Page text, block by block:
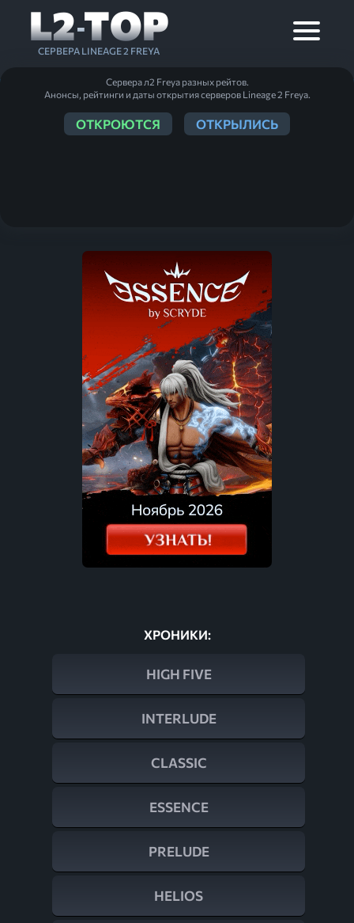
L2-TOP
СЕРВЕРА LINEAGE 2 FREYA
Сервера л2 Freya разных рейтов.
Анонсы, рейтинги и даты открытия серверов Lineage 2 Freya.
ОТКРОЮТСЯ ОТКРЫЛИСЬ
ХРОНИКИ:
HIGH FIVE
INTERLUDE
CLASSIC
ESSENCE
PRELUDE
HELIOS